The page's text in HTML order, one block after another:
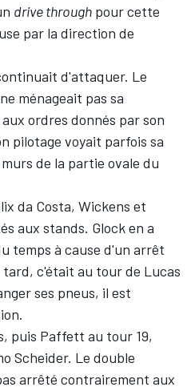
drive through pour cette
par la direction de
d'attaquer. Le
ménageait pas sa
ordres donnés par son
pilotage voyait parfois sa
de la partie ovale du
da Costa, Wickens et
aux stands. Glock en a
temps à cause d'un arrêt
c'était au tour de Lucas
ses pneus, il est
puis Paffett au tour 19,
Scheider. Le double
arrêté contrairement aux